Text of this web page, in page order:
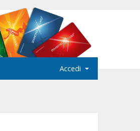
Accedi